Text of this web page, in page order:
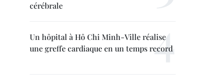
cérébrale
Un hôpital à Hô Chi Minh-Ville réalise
une greffe cardiaque en un temps record